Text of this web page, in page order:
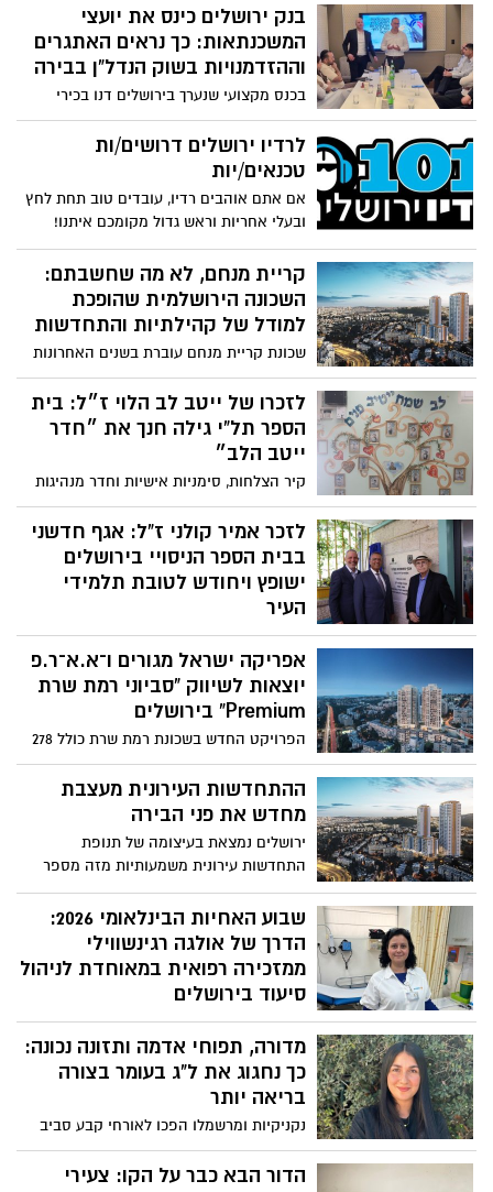
התיכון בירושלים משמעות מיוחדת. התערוכה,
המציגה עבודות תלת-ממדיות שיצרו הדיירים,
מסכמת תהליך לימוד ויצירה שהוקדש לחלוץ
בנק ירושלים כינס את יועצי
המשכנתאות: כך נראים האתגרים
וההזדמנויות בשוק הנדל”ן בבירה
בכנס מקצועי שנערך בירושלים דנו בכירי
הבנק ויועצי משכנתאות בהשפעות המצב
הביטחוני והכלכלי על שוק הדיור, במגמות
העלייה בביקושים מצד יהדות התפוצות
לרדיו ירושלים דרושים/ות
טכנאים/יות
אם אתם אוהבים רדיו, עובדים טוב תחת לחץ
ובעלי אחריות וראש גדול מקומכם איתנו!
העבודה כוללת תפעול אולפן, שידורים ותוכן
טכני. ניסיון קודם - יתרון.
קריית מנחם, לא מה שחשבתם:
השכונה הירושלמית שהופכת
למודל של קהילתיות והתחדשות
שכונת קריית מנחם עוברת בשנים האחרונות
את אחת המהפכות האורבניות והדמוגרפיות
המשמעותיות בבירה, ומסתמנת כאחת
השכונות בעלות הפוטנציאל העתידי הגדול
ביותר בבירה
לזכרו של ייטב לב הלוי ז״ל: בית
הספר תל”י גילה חנך את ״חדר
ייטב הלב״
קיר הצלחות, סימניות אישיות וחדר מנהיגות
חדש- תלמידי בית הספר צועדים בדרכו של
בוגר המוסד, רב-פקד ייטב לב הלוי ז”ל, לוחם
הימ”מ שנפל בעת הגנה על מדינת ישראל
לזכר אמיר קולני ז”ל: אגף חדשני
בבית הספר הניסויי בירושלים
ישופץ ויחודש לטובת תלמידי
העיר
תרומתו של יקיר ירושלים, עו”ד דב קולני,
תאפשר הקמת מרחבי למידה מתקדמים
ואזורי חוץ חדשניים בבית הספר שבו למד בנו
היחיד אמיר ז”ל. הפרויקט מתקיים בשיתוף
הנצחה, חינוך וקהילה
אפריקה ישראל מגורים ו־א.א־ר.פ
יוצאות לשיווק “סביוני רמת שרת
Premium” בירושלים
הפרויקט החדש בשכונת רמת שרת כולל 278
יחידות דיור בשני מגדלים ובבניין מרקמי, לצד
מתחמי דיירים מתקדמים, שטחי מסחר,
פיאצה ירוקה ומרפסת נוף רחבת היקף,
ההתחדשות העירונית מעצבת
מחדש את פני הבירה
ירושלים נמצאת בעיצומה של תנופת
התחדשות עירונית משמעותיות מזה מספר
עשורים. לצד פיתוח רשת הרכבת הקלה
והרחבת התשתיות העירוניות, שכונות ותיקות
ברחבי העיר עוברות תהליך מואץ של שינוי
והתחדשות, הכולל הקמת אלפי יחידות דיור
חדשות, שטחי ציבור, מסחר ותעסוקה
שבוע האחיות הבינלאומי 2026:
הדרך של אולגה רגינשווילי
ממזכירה רפואית במאוחדת לניהול
סיעוד בירושלים
במשך 18 שנים עבדה אולגה רגינשווילי
כמזכירה רפואית במרפאת הטיילת של
מאוחדת בירושלים. במהלך עבודתה הכירה
מקרוב את המטופלים וליוותה אותם בשגרת
לעבור לתחום האחיות התקבלה לאחר
רפואי, רגע שגרם לה להבין כי היא רוצה
מדורה, תפוחי אדמה ותזונה נכונה:
כך נחגוג את ל"ג בעומר בצורה
בריאה יותר
נקניקיות ומרשמלו הפכו לאורחי קבע סביב
המדורה, אך מדובר במזונות מעובדים ועתירי
סוכר שמזיקים לגוף. לירז יעקובי, דיאטנית
הדור הבא כבר על הקו: צעירי